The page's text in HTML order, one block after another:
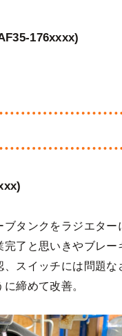
176xxxx)
タンクをラジエター
完了と思いきやブレ
スイッチには問題
締めて改善。